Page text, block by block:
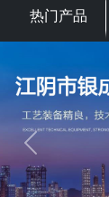
热门产品
Previous